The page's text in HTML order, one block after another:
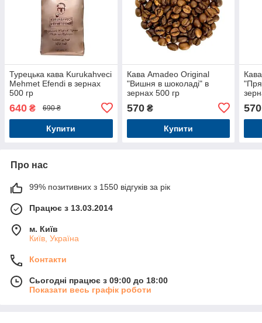
Турецька кава Kurukahveci
Mehmet Efendi в зернах
500 гр
640 ₴ 690 ₴
Купити
Кава Amadeo Original
"Вишня в шоколаді" в
зернах 500 гр
570₴
Купити
570
Про нас
99% позитивних з 1550 відгуків за рік
Працює з 13.03.2014
м. Київ
Київ, Україна
Контакти
Сьогодні працює з 09:00 до 18:00
Показати весь графік роботи